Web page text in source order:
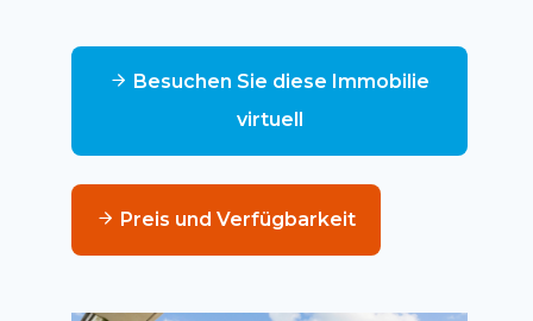
Besuchen Sie diese Immobilie
virtuell
Preis und Verfügbarkeit